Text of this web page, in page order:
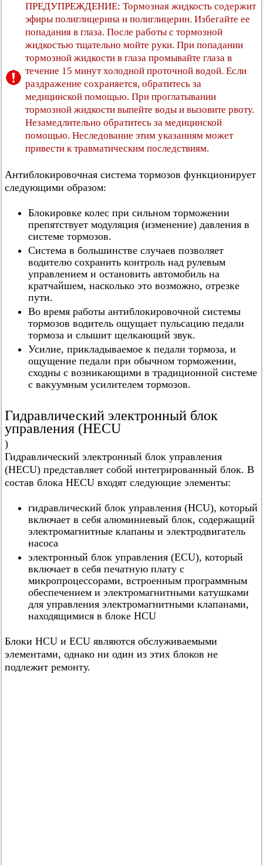
ПРЕДУПРЕЖДЕНИЕ: Тормозная жидкость содержит
эфиры полиглицерина и полиглицерин. Избегайте ее
попадания в глаза. После работы с тормозной
жидкостью тщательно мойте руки. При попадании
тормозной жидкости в глаза промывайте глаза в
течение 15 минут холодной проточной водой. Если
раздражение сохраняется, обратитесь за
медицинской помощью. При проглатывании
тормозной жидкости выпейте воды и вызовите рвоту.
Незамедлительно обратитесь за медицинской
помощью. Неследование этим указаниям может
привести к травматическим последствиям.
Антиблокировочная система тормозов функционирует
следующими образом:
Блокировке колес при сильном торможении
препятствует модуляция (изменение) давления в
системе тормозов.
Система в большинстве случаев позволяет
водителю сохранить контроль над рулевым
управлением и остановить автомобиль на
кратчайшем, насколько это возможно, отрезке
пути.
Во время работы антиблокировочной системы
тормозов водитель ощущает пульсацию педали
тормоза и слышит щелкающий звук.
Усилие, прикладываемое к педали тормоза, и
ощущение педали при обычном торможении,
сходны с возникающими в традиционной системе
с вакуумным усилителем тормозов.
Гидравлический электронный блок
управления (HECU
)
Гидравлический электронный блок управления
(HECU) представляет собой интегрированный блок. В
состав блока HECU входят следующие элементы:
гидравлический блок управления (HCU), который
включает в себя алюминиевый блок, содержащий
электромагнитные клапаны и электродвигатель
насоса
электронный блок управления (ECU), который
включает в себя печатную плату с
микропроцессорами, встроенным программным
обеспечением и электромагнитными катушками
для управления электромагнитными клапанами,
находящимися в блоке HCU
Блоки HCU и ECU являются обслуживаемыми
элементами, однако ни один из этих блоков не
подлежит ремонту.